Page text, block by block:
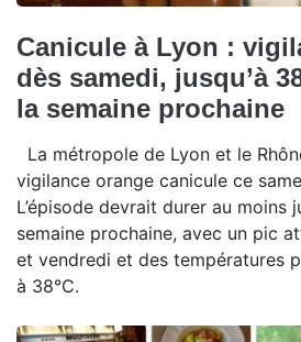
Canicule à Lyon :
dès samedi, jusqu’à
la semaine prochaine
La métropole de Lyon et le
vigilance orange canicule ce
L’épisode devrait durer au moins
semaine prochaine, avec un pic
et vendredi et des températures
à 38°C.